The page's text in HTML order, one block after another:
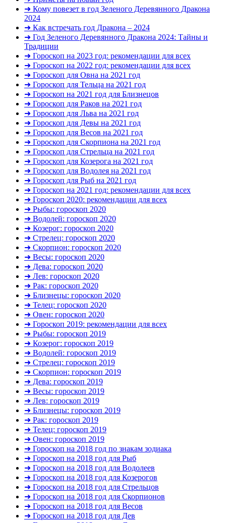
➜ Кому повезет в год Зеленого Деревянного Дракона
2024
➜ Как встречать год Дракона – 2024
➜ Год Зеленого Деревянного Дракона 2024: Тайны и
Традиции
➜ Гороскоп на 2023 год: рекомендации для всех
➜ Гороскоп на 2022 год: рекомендации для всех
➜ Гороскоп для Овна на 2021 год
➜ Гороскоп для Тельца на 2021 год
➜ Гороскоп на 2021 год для Близнецов
➜ Гороскоп для Раков на 2021 год
➜ Гороскоп для Льва на 2021 год
➜ Гороскоп для Девы на 2021 год
➜ Гороскоп для Весов на 2021 год
➜ Гороскоп для Скорпиона на 2021 год
➜ Гороскоп для Стрельца на 2021 год
➜ Гороскоп для Козерога на 2021 год
➜ Гороскоп для Водолея на 2021 год
➜ Гороскоп для Рыб на 2021 год
➜ Гороскоп на 2021 год: рекомендации для всех
➜ Гороскоп 2020: рекомендации для всех
➜ Рыбы: гороскоп 2020
➜ Водолей: гороскоп 2020
➜ Козерог: гороскоп 2020
➜ Стрелец: гороскоп 2020
➜ Скорпион: гороскоп 2020
➜ Весы: гороскоп 2020
➜ Дева: гороскоп 2020
➜ Лев: гороскоп 2020
➜ Рак: гороскоп 2020
➜ Близнецы: гороскоп 2020
➜ Телец: гороскоп 2020
➜ Овен: гороскоп 2020
➜ Гороскоп 2019: рекомендации для всех
➜ Рыбы: гороскоп 2019
➜ Козерог: гороскоп 2019
➜ Водолей: гороскоп 2019
➜ Стрелец: гороскоп 2019
➜ Скорпион: гороскоп 2019
➜ Дева: гороскоп 2019
➜ Весы: гороскоп 2019
➜ Лев: гороскоп 2019
➜ Близнецы: гороскоп 2019
➜ Рак: гороскоп 2019
➜ Телец: гороскоп 2019
➜ Овен: гороскоп 2019
➜ Гороскоп на 2018 год по знакам зодиака
➜ Гороскоп на 2018 год для Рыб
➜ Гороскоп на 2018 год для Водолеев
➜ Гороскоп на 2018 год для Козерогов
➜ Гороскоп на 2018 год для Стрельцов
➜ Гороскоп на 2018 год для Скорпионов
➜ Гороскоп на 2018 год для Весов
➜ Гороскоп на 2018 год для Дев